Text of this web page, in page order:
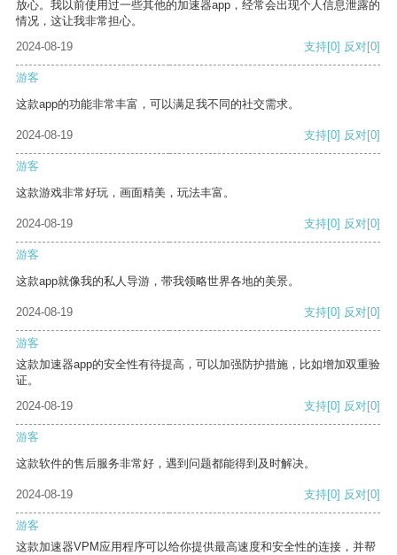
放心。我以前使用过一些其他的加速器app，经常会出现个人信息泄露的
情况，这让我非常担心。
2024-08-19
支持[0] 反对[0]
游客
这款app的功能非常丰富，可以满足我不同的社交需求。
2024-08-19 支持[0] 反对[0]
游客
这款游戏非常好玩，画面精美，玩法丰富。
2024-08-19 支持[0] 反对[0]
游客
这款app就像我的私人导游，带我领略世界各地的美景。
2024-08-19 支持[0] 反对[0]
游客
这款加速器app的安全性有待提高，可以加强防护措施，比如增加双重验
证。
2024-08-19
支持[0] 反对[0]
游客
这款软件的售后服务非常好，遇到问题都能得到及时解决。
2024-08-19 支持[0] 反对[0]
游客
这款加速器VPM应用程序可以给你提供最高速度和安全性的连接，并帮